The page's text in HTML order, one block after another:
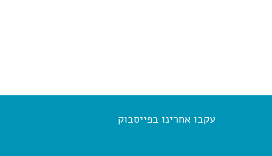
עקבו אחרינו בפייסבוק